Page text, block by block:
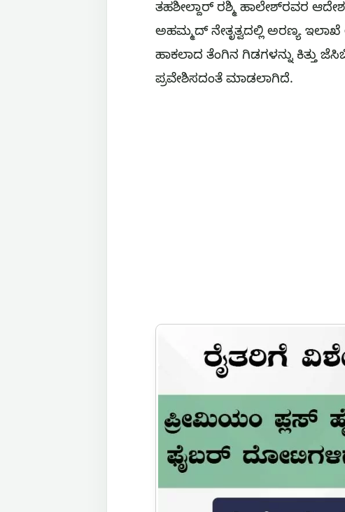
ತಹಶೀಲ್ದಾರ್ ರಶ್ಮಿ ಹಾಲೇಶ್‌ರವರ
ಅಹಮ್ಮದ್ ನೇತೃತ್ವದಲ್ಲಿ ಅರಣ್ಯ
ಹಾಕಲಾದ ತೆಂಗಿನ ಗಿಡಗಳನ್ನು ಕಿತ್ತು
ಪ್ರವೇಶಿಸದಂತೆ ಮಾಡಲಾಗಿದೆ.